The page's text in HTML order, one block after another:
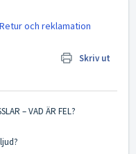
Retur och reklamation
Skriv ut
– VAD ÄR FEL?